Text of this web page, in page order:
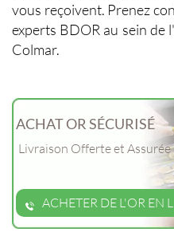
vous reçoivent. Prenez
experts BDOR au sein de
Colmar.
ACHAT OR SÉCURISÉ
Livraison Offerte et Assurée
ACHETER DE L'OR EN